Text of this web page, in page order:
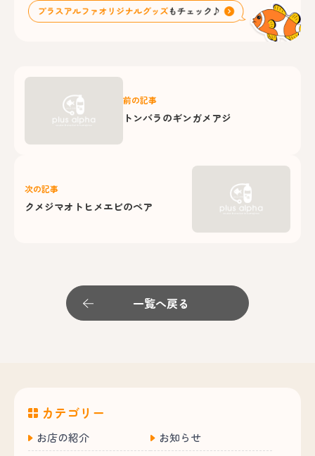
前の記事
トンバラのギンガメアジ
次の記事
クメジマオトヒメエビのペア
一覧へ戻る
カテゴリー
お店の紹介
お知らせ